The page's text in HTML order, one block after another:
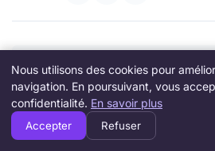
Emma
Nous utilisons des cookies pour
navigation. En poursuivant, vous
confidentialité. En savoir plus
Accepter Refuser